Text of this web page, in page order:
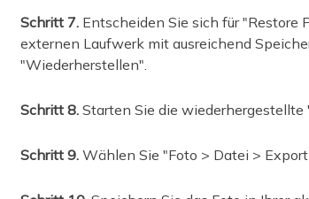
Schritt 7. Entscheiden Sie sich für "Restore
externen Laufwerk mit ausreichend
"Wiederherstellen".
Schritt 8. Starten Sie die
Schritt 9. Wählen Sie "Foto > Datei >